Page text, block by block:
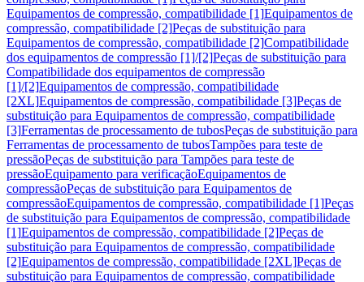
Equipamentos de compressão, compatibilidade [1]Equipamentos de
compressão, compatibilidade [2]Peças de substituição para
Equipamentos de compressão, compatibilidade [2]Compatibilidade
dos equipamentos de compressão [1]/[2]Peças de substituição para
Compatibilidade dos equipamentos de compressão
[1]/[2]Equipamentos de compressão, compatibilidade
[2XL]Equipamentos de compressão, compatibilidade [3]Peças de
substituição para Equipamentos de compressão, compatibilidade
[3]Ferramentas de processamento de tubosPeças de substituição para
Ferramentas de processamento de tubosTampões para teste de
pressãoPeças de substituição para Tampões para teste de
pressãoEquipamento para verificaçãoEquipamentos de
compressãoPeças de substituição para Equipamentos de
compressãoEquipamentos de compressão, compatibilidade [1]Peças
de substituição para Equipamentos de compressão, compatibilidade
[1]Equipamentos de compressão, compatibilidade [2]Peças de
substituição para Equipamentos de compressão, compatibilidade
[2]Equipamentos de compressão, compatibilidade [2XL]Peças de
substituição para Equipamentos de compressão, compatibilidade